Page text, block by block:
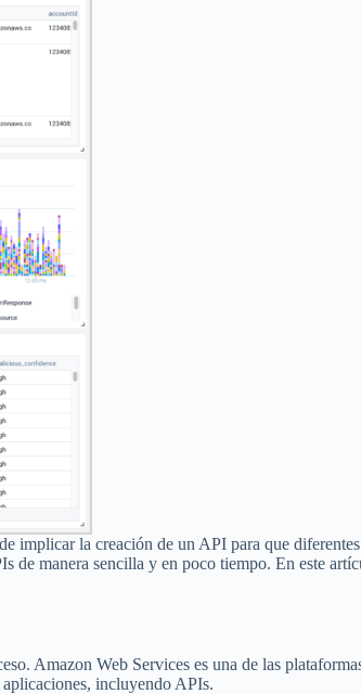
implicar la creación de un API para que
de manera sencilla y en poco tiempo. En este
Amazon Web Services es una de las
incluyendo APIs.